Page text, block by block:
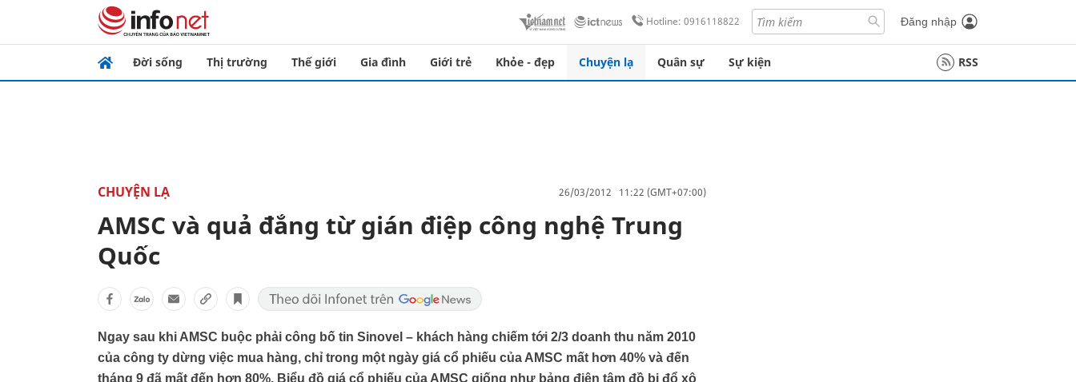
Hotline: 0916118822 Đăng nhập
Đời sống Thị trường Thế giới Gia đình Giới trẻ Khỏe - đẹp Chuyện lạ Quân sự Sự kiện RSS
CHUYỆN LẠ 26/03/2012 11:22 (GMT+07:00)
AMSC và quả đắng từ gián điệp công nghệ Trung
Quốc
Ngay sau khi AMSC buộc phải công bố tin Sinovel – khách hàng chiếm tới 2/3 doanh thu năm 2010
của công ty dừng việc mua hàng, chỉ trong một ngày giá cổ phiếu của AMSC mất hơn 40% và đến
tháng 9 đã mất đến hơn 80%. Biểu đồ giá cổ phiếu của AMSC giống như bảng điện tâm đồ bị đổ xô